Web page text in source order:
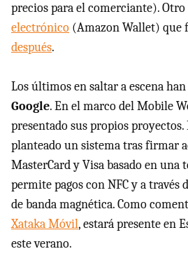
precios para el comerciante).
electrónico (Amazon Wallet) que
después.
Los últimos en saltar a escena
Google. En el marco del Mobile
presentado sus propios
planteado un sistema tras firmar
MasterCard y Visa basado en una
permite pagos con NFC y a través
de banda magnética. Como
Xataka Móvil, estará presente en
este verano.